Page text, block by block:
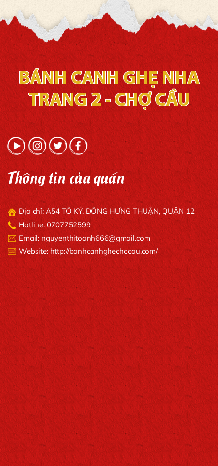
BÁNH CANH GHẸ NHA
TRANG 2 - CHỢ CẦU
Thông tin của quán
Địa chỉ: A54 TÔ KÝ, ĐÔNG HƯNG THUẬN, QUẬN 12
Hotline: 0707752599
Email: nguyenthitoanh666@gmail.com
Website: http://banhcanhghechocau.com/